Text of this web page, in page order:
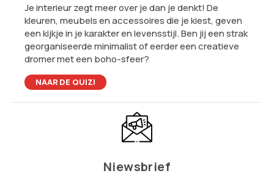
Je interieur zegt meer over je dan je denkt! De
kleuren, meubels en accessoires die je kiest, geven
een kijkje in je karakter en levensstijl. Ben jij een strak
georganiseerde minimalist of eerder een creatieve
dromer met een boho-sfeer?
NAAR DE QUIZ!
Niewsbrief